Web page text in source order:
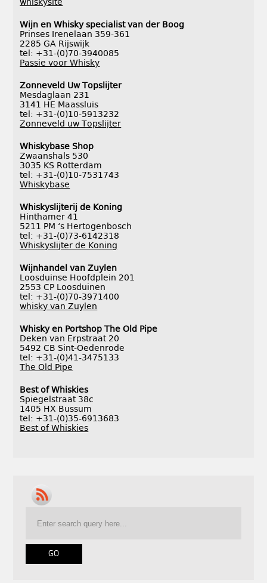
Wijn en Whisky specialist van der Boog
Prinses Irenelaan 359-361
2285 GA Rijswijk
tel: +31-(0)70-3940085
Passie voor Whisky
Zonneveld Uw Topslijter
Mesdaglaan 231
3141 HE Maassluis
tel: +31-(0)10-5913232
Zonneveld uw Topslijter
Whiskybase Shop
Zwaanshals 530
3035 KS Rotterdam
tel: +31-(0)10-7531743
Whiskybase
Whiskyslijterij de Koning
Hinthamer 41
5211 PM ‘s Hertogenbosch
tel: +31-(0)73-6142318
Whiskyslijter de Koning
Wijnhandel van Zuylen
Loosduinse Hoofdplein 201
2553 CP Loosduinen
tel: +31-(0)70-3971400
whisky van Zuylen
Whisky en Portshop The Old Pipe
Deken van Erpstraat 20
5492 CB Sint-Oedenrode
tel: +31-(0)41-3475133
The Old Pipe
Best of Whiskies
Spiegelstraat 38c
1405 HX Bussum
tel: +31-(0)35-6913683
Best of Whiskies